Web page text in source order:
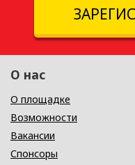
О нас
О площадке
Возможности
Вакансии
Спонсоры